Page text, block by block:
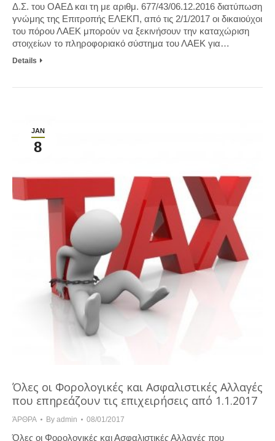
Δ.Σ. του ΟΑΕΔ και τη με αριθμ. 677/43/06.12.2016 διατύπωση
γνώμης της Επιτροπής ΕΛΕΚΠ, από τις 2/1/2017 οι δικαιούχοι
του πόρου ΛΑΕΚ μπορούν να ξεκινήσουν την καταχώριση
στοιχείων το πληροφοριακό σύστημα του ΛΑΕΚ για…
Details
JAN
8
Όλες οι Φορολογικές και Ασφαλιστικές Αλλαγές
που επηρεάζουν τις επιχειρήσεις από 1.1.2017
ΆΡΘΡΑ By admin 08/01/2017
Όλες οι Φορολογικές και Ασφαλιστικές Αλλαγές που